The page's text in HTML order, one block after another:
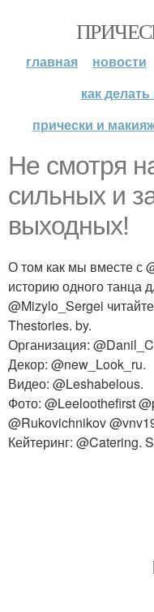
главная новости
как
прически и
Не смотря
сильных и
выходных!
О том как мы вместе с
историю одного танца
@Mizylo_Sergei
Thestories. by.
Организация:
Декор: @new_Look_ru.
Видео: @Leshabelous.
Фото: @Leeloothefirst
@Rukovichnikov
Кейтеринг: @Catering.